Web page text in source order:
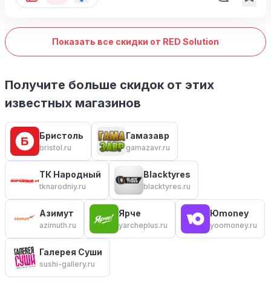
Показать все скидки от RED Solution
Получите больше скидок от этих
известных магазинов
Бристоль
bristol.ru
Гамазавр
gamazavr.ru
ТК Народный
tknarodniy.ru
Blacktyres
blacktyres.ru
Азимут
azimuth.ru
Ярче
yarcheplus.ru
Юmoney
yoomoney.ru
Галерея Суши
sushi-gallery.ru